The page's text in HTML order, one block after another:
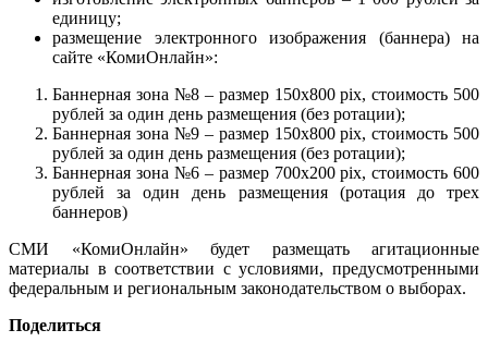
единицу;
размещение электронного изображения (баннера) на
сайте «КомиОнлайн»:
Баннерная зона №8 – размер 150х800 pix, стоимость 500
рублей за один день размещения (без ротации);
Баннерная зона №9 – размер 150х800 pix, стоимость 500
рублей за один день размещения (без ротации);
Баннерная зона №6 – размер 700х200 pix, стоимость 600
рублей за один день размещения (ротация до трех
баннеров)
СМИ «КомиОнлайн» будет размещать агитационные
материалы в соответствии с условиями, предусмотренными
федеральным и региональным законодательством о выборах.
Поделиться